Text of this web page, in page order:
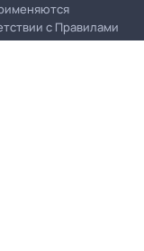
с Правилами